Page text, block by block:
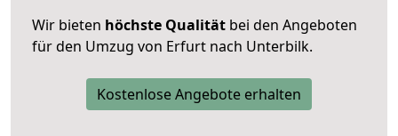
Wir bieten höchste Qualität bei den Angeboten
für den Umzug von Erfurt nach Unterbilk.
Kostenlose Angebote erhalten